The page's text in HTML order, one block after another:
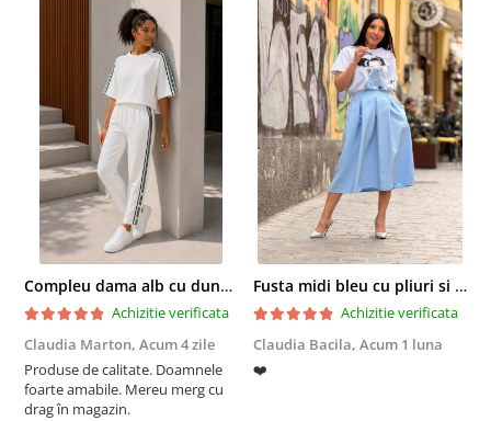
Compleu dama alb cu dungi laterale in nuante de verde si negru
Achizitie verificata
Claudia Marton, Acum 4 zile
Produse de calitate. Doamnele
foarte amabile. Mereu merg cu
drag în magazin.
Fusta midi bleu cu pliuri si buzunare
Achizitie verificata
Claudia Bacila, Acum 1 luna
❤️